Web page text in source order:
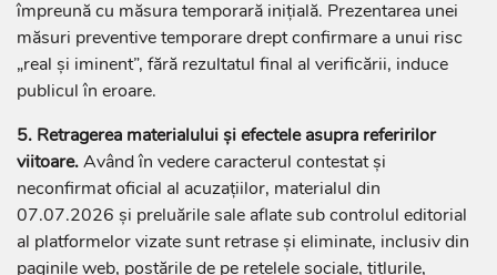
împreună cu măsura temporară inițială. Prezentarea unei
măsuri preventive temporare drept confirmare a unui risc
„real și iminent”, fără rezultatul final al verificării, induce
publicul în eroare.
5. Retragerea materialului și efectele asupra referirilor
viitoare.Având în vedere caracterul contestat și
neconfirmat oficial al acuzațiilor, materialul din
07.07.2026 și preluările sale aflate sub controlul editorial
al platformelor vizate sunt retrase și eliminate, inclusiv din
paginile web, postările de pe rețelele sociale, titlurile,